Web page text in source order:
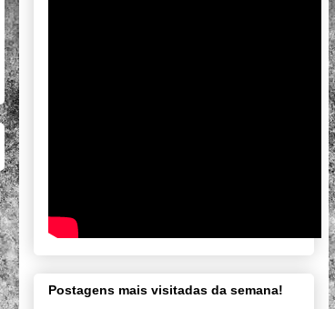
Postagens mais visitadas da semana!